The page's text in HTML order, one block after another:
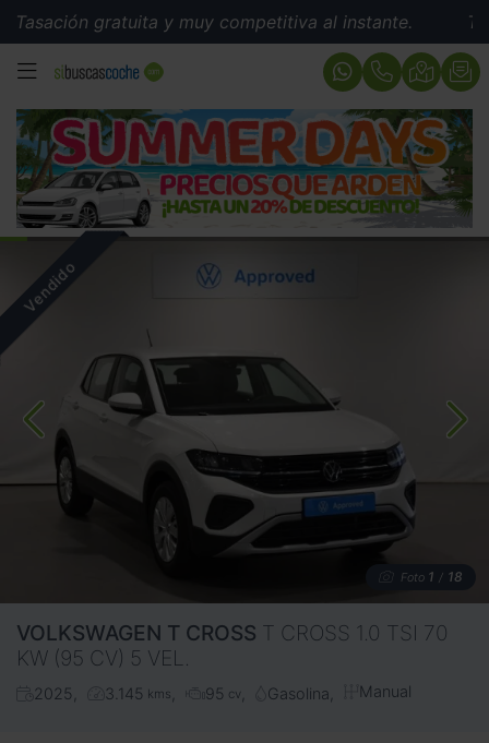
gratuita y muy competitiva al instante.
MENÚ
Foto 1 / 18
VOLKSWAGEN T CROSS T CROSS 1.0 TSI 70
KW (95 CV) 5 VEL.
2025 3.145 kms 95 cv Gasolina Manual